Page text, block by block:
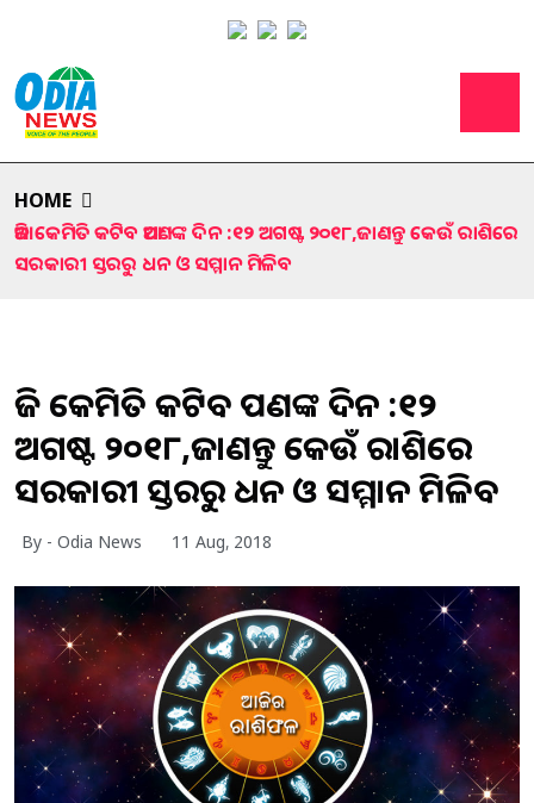
HOME
ଆଜି କେମିତି କଟିବ ଆପଣଙ୍କ ଦିନ :୧୨ ଅଗଷ୍ଟ ୨୦୧୮,ଜାଣନ୍ତୁ କେଉଁ ରାଶିରେ
ସରକାରୀ ସ୍ତରରୁ ଧନ ଓ ସମ୍ମାନ ମିଳିବ
ଆଜି କେମିତି କଟିବ ଆପଣଙ୍କ ଦିନ :୧୨
ଅଗଷ୍ଟ ୨୦୧୮,ଜାଣନ୍ତୁ କେଉଁ ରାଶିରେ
ସରକାରୀ ସ୍ତରରୁ ଧନ ଓ ସମ୍ମାନ ମିଳିବ
By - Odia News 11 Aug, 2018